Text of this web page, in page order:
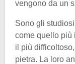
vengono da un
Sono gli
come quello più
il più
pietra. La loro